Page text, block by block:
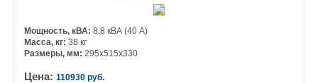
Мощность, кВА:8.8 кВА (40 А)
Масса, кг:38 кг
Размеры, мм:295х515х330
Цена:110930 руб.